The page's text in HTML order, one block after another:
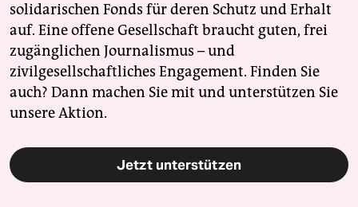
solidarischen Fonds für deren Schutz und Erhalt
auf. Eine offene Gesellschaft braucht guten, frei
zugänglichen Journalismus – und
zivilgesellschaftliches Engagement. Finden Sie
auch? Dann machen Sie mit und unterstützen Sie
unsere Aktion.
Jetzt unterstützen